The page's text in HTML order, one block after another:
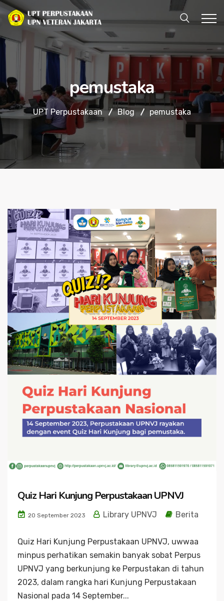
pemustaka
UPT Perpustakaan Blog pemustaka
Quiz Hari Kunjung Perpustakaan UPNVJ
20 September 2023 Library UPNVJ Berita
Quiz Hari Kunjung Perpustakaan UPNVJ, uwwaa
minpus perhatikan semakin banyak sobat Perpus
UPNVJ yang berkunjung ke Perpustakan di tahun
2023, dalam rangka hari Kunjung Perpustakaan
Nasional pada 14 September...